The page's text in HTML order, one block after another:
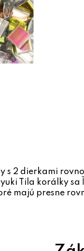
s 2 dierkami
Tila korálky
majú presne